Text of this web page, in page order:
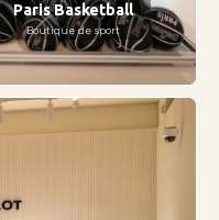
Paris Basketball
Boutique de sport